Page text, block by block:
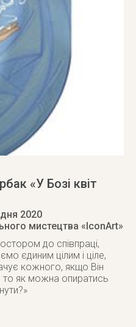
«У Бозі квіт
2020
мистецтва «IconArt»
до співпраці,
єдиним цілим і ціле,
кожного, якщо Він
то як можна опиратись